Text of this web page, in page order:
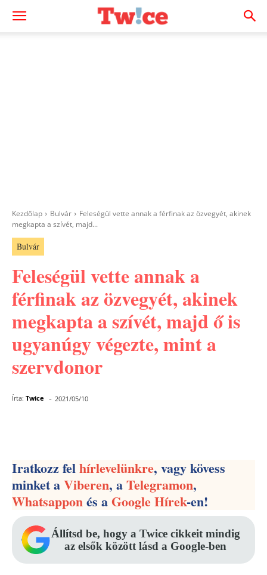
Kezdőlap Bulvár
Feleségül vette annak a férfinak az özvegyét, akinek
megkapta a szívét, majd...
Bulvár
Feleségül vette annak a
férfinak az özvegyét, akinek
megkapta a szívét, majd ő is
ugyanúgy végezte, mint a
szervdonor
Írta: Twice - 2021/05/10
Iratkozz felhírlevelünkre, vagy kövess
minket aViberen, aTelegramon,
Whatsapponés aGoogle Hírek-en!
Állítsd be, hogy a Twice cikkeit mindig
az elsők között lásd a Google-ben